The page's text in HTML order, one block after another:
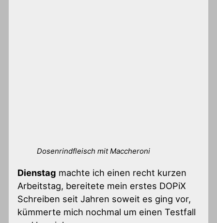
Dosenrindfleisch mit Maccheroni
Dienstag machte ich einen recht kurzen
Arbeitstag, bereitete mein erstes DOPiX
Schreiben seit Jahren soweit es ging vor,
kümmerte mich nochmal um einen Testfall